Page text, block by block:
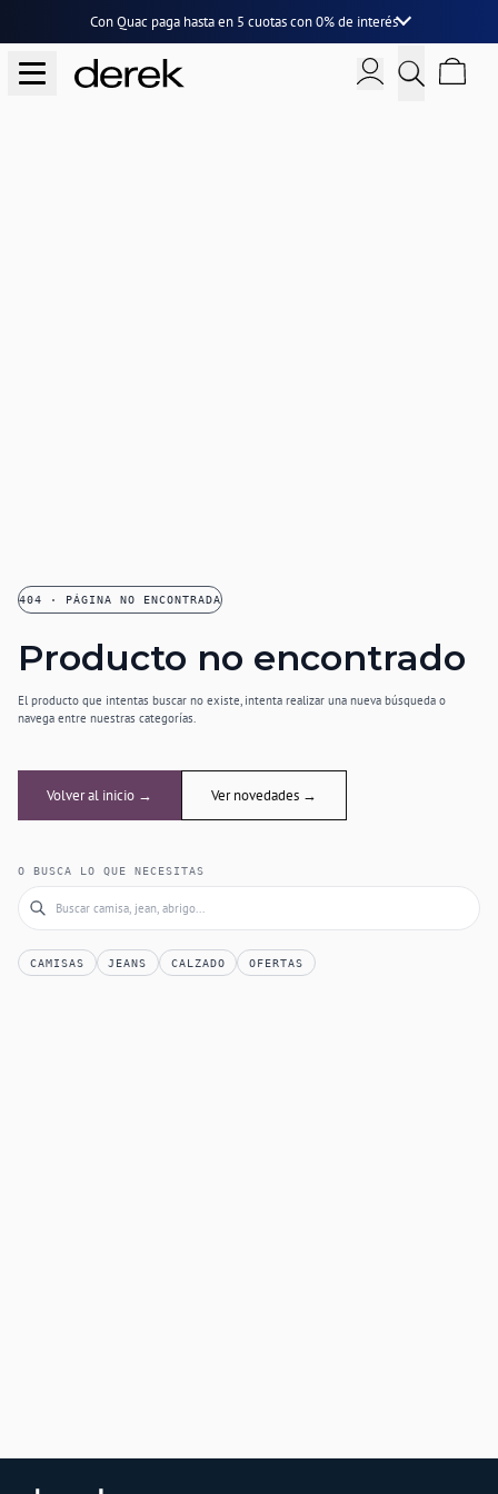
Con Quac paga hasta en 5 cuotascon0% de interés
404 · PÁGINA NO ENCONTRADA
Producto no encontrado
El producto que intentas buscar no existe, intenta realizar una nueva búsqueda o
navega entre nuestras categorías.
Volver al inicio → Ver novedades →
O BUSCA LO QUE NECESITAS
CAMISAS JEANS CALZADO OFERTAS